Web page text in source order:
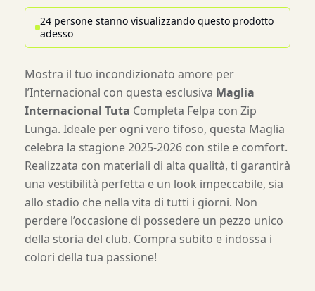
24 persone stanno visualizzando questo prodotto
adesso
Mostra il tuo incondizionato amore per
l’Internacional con questa esclusiva Maglia
Internacional Tuta Completa Felpa con Zip
Lunga. Ideale per ogni vero tifoso, questa Maglia
celebra la stagione 2025-2026 con stile e comfort.
Realizzata con materiali di alta qualità, ti garantirà
una vestibilità perfetta e un look impeccabile, sia
allo stadio che nella vita di tutti i giorni. Non
perdere l’occasione di possedere un pezzo unico
della storia del club. Compra subito e indossa i
colori della tua passione!